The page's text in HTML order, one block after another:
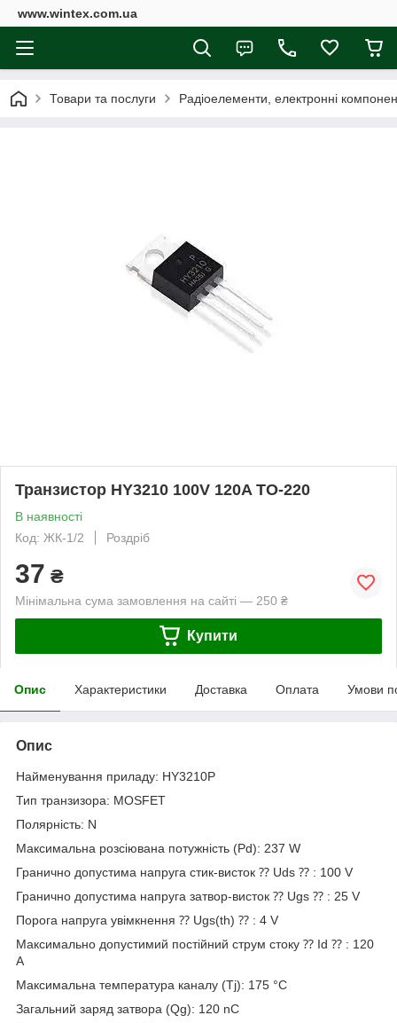
www.wintex.com.ua
Товари та послуги Радіоелементи, електронні
Транзистор HY3210 100V 120A TO-220
В наявності
Код: ЖК-1/2
Роздріб
37 ₴
Мінімальна сума замовлення на сайті — 250 ₴
Купити
Опис Характеристики Доставка Оплата Умови
Опис
Найменування приладу: HY3210P
Тип транзизора: MOSFET
Полярність: N
Максимальна розсіювана потужність (Pd): 237 W
Гранично допустима напруга стик-висток ⁇ Uds ⁇ : 100 V
Гранично допустима напруга затвор-висток ⁇ Ugs ⁇ : 25 V
Порога напруга увімкнення ⁇ Ugs(th) ⁇ : 4 V
Максимально допустимий постійний струм стоку ⁇ Id ⁇ : 120
A
Максимальна температура каналу (Tj): 175 °C
Загальний заряд затвора (Qg): 120 nC